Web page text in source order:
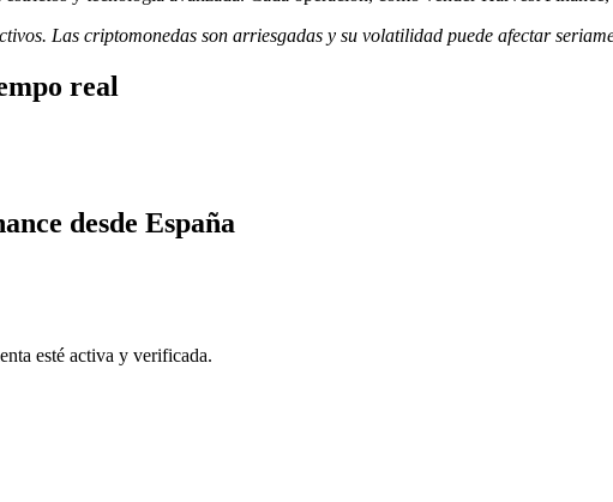
Las criptomonedas son arriesgadas y su volatilidad puede afectar
real
desde España
esté activa y verificada.